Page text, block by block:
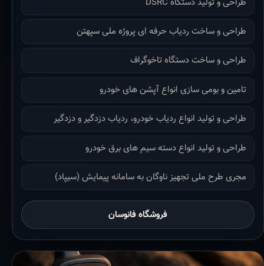
طراحی و ساخت ردیاب حرفه ای پروژه ملی سپهتن
طراحی و ساخت دستگاه تاخوگراف
تامین و بومی سازی انواع آپشن های خودرو
طراحی و تولید انواع ردیاب خودرو، ردیاب دزدگیر و دزدگیر
طراحی و تولید انواع دسته سیم های برق خودرو
مجری طرح ملی تجهیز ناوگان به سامانه پیمایش (سیپاد)
فروشگاه فانوسان